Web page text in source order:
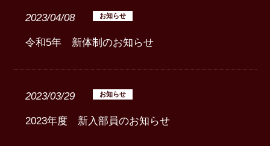
2023/04/08 お知らせ
令和5年 新体制のお知らせ
2023/03/29 お知らせ
2023年度 新入部員のお知らせ